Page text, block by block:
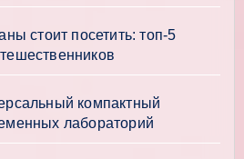
стоит посетить: топ-5
компактный
лабораторий